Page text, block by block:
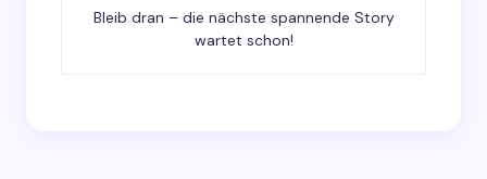
Bleib dran – die nächste spannende Story
wartet schon!